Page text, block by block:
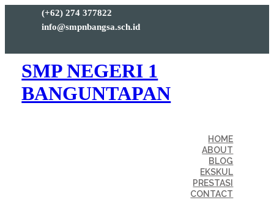
(+62) 274 377822
info@smpnbangsa.sch.id
SMP NEGERI 1
BANGUNTAPAN
HOME
ABOUT
BLOG
EKSKUL
PRESTASI
CONTACT